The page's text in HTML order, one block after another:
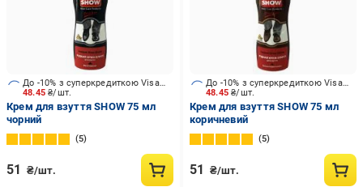
48.45₴/шт.
До -10% з суперкредиткою Visa Вигода
Крем для взуття SHOW 75 мл
чорний
5
51 ₴/шт.
48.45₴/шт.
До -10% з суперкредиткою Visa Вигода
Крем для взуття SHOW 75 мл
коричневий
5
51 ₴/шт.